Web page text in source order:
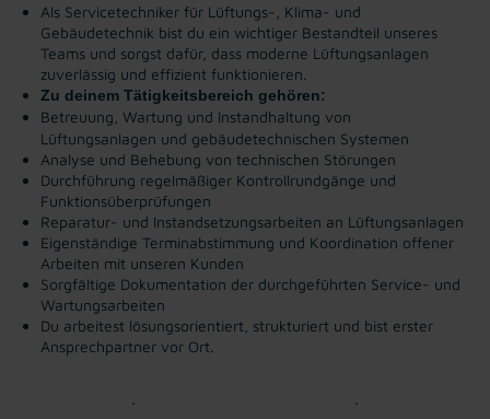
Als Servicetechniker für Lüftungs-, Klima- und
Gebäudetechnik bist du ein wichtiger Bestandteil unseres
Teams und sorgst dafür, dass moderne Lüftungsanlagen
zuverlässig und effizient funktionieren.
Zu deinem Tätigkeitsbereich gehören:
Betreuung, Wartung und Instandhaltung von
Lüftungsanlagen und gebäudetechnischen Systemen
Analyse und Behebung von technischen Störungen
Durchführung regelmäßiger Kontrollrundgänge und
Funktionsüberprüfungen
Reparatur- und Instandsetzungsarbeiten an Lüftungsanlagen
Eigenständige Terminabstimmung und Koordination offener
Arbeiten mit unseren Kunden
Sorgfältige Dokumentation der durchgeführten Service- und
Wartungsarbeiten
Du arbeitest lösungsorientiert, strukturiert und bist erster
Ansprechpartner vor Ort.